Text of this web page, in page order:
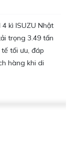
kì ISUZU Nhật
trọng 3.49 tấn
tối ưu, đáp
hàng khi di